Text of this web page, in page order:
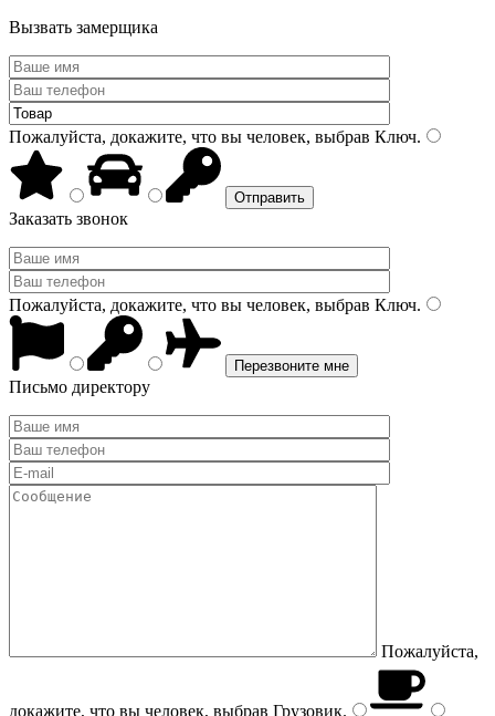
Вызвать замерщика
Пожалуйста, докажите, что вы человек, выбрав Ключ.
Заказать звонок
Пожалуйста, докажите, что вы человек, выбрав Ключ.
Письмо директору
Пожалуйста,
докажите, что вы человек, выбрав Грузовик.